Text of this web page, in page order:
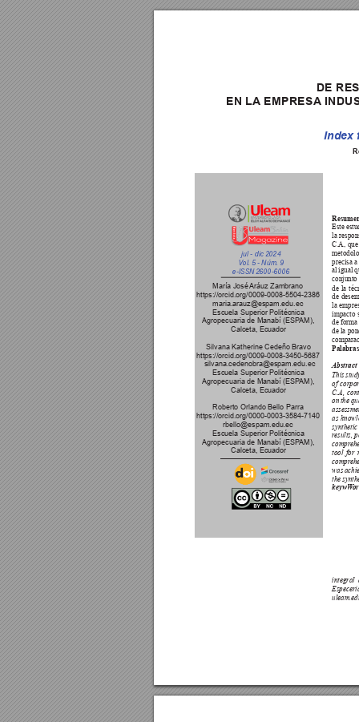
jul - dic 2024
Vol. 5 - Núm. 9
e-ISSN 2600-6006
DE
EN LA EMPRESA
Index
Este
la
C.A,
precisa a
al igual
de la
de
la
impacto
de
de la
Abstract
This
of
C.A,
on the
as
results,
compr
tool for
compr
was
the
keywW
María José Aráuz Zambrano
https://orcid.org/0009-0008-5504-2386
maria.arauz@espam.edu.ec
Escuela Superior Politécnica
Agropecuaria de Manabí (ESPAM),
Calceta, Ecuador
Silvana Katherine Cedeño Bravo
https://orcid.org/0009-0008-3450-5687
silvana.cedenobra@espam.edu.ec
Escuela Superior Politécnica
Agropecuaria de Manabí (ESPAM),
Calceta, Ecuador
Roberto Orlando Bello Parra
https://orcid.org/0000-0003-3584-7140
rbello@espam.edu.ec
Escuela Superior Politécnica
Agropecuaria de Manabí (ESPAM),
Calceta, Ecuador
integral